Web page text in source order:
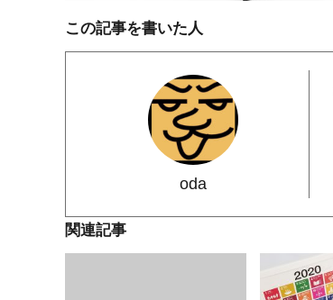
この記事を書いた人
oda
関連記事